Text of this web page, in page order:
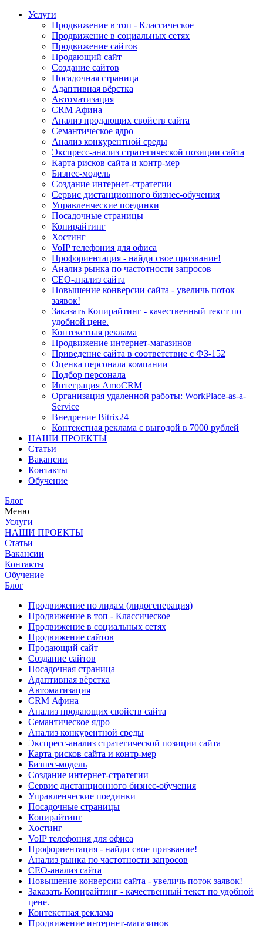
Услуги
Продвижение в топ - Классическое
Продвижение в социальных сетях
Продвижение сайтов
Продающий сайт
Создание сайтов
Посадочная страница
Адаптивная вёрстка
Автоматизация
CRM Афина
Анализ продающих свойств сайта
Семантическое ядро
Анализ конкурентной среды
Экспресс-анализ стратегической позиции сайта
Карта рисков сайта и контр-мер
Бизнес-модель
Создание интернет-стратегии
Сервис дистанционного бизнес-обучения
Управленческие поединки
Посадочные страницы
Копирайтинг
Хостинг
VoIP телефония для офиса
Профориентация - найди свое призвание!
Анализ рынка по частотности запросов
СЕО-анализ сайта
Повышение конверсии сайта - увеличь поток
заявок!
Заказать Копирайтинг - качественный текст по
удобной цене.
Контекстная реклама
Продвижение интернет-магазинов
Приведение сайта в соответствие с ФЗ-152
Оценка персонала компании
Подбор персонала
Интеграция AmoCRM
Организация удаленной работы: WorkPlace-as-a-
Service
Внедрение Bitrix24
Контекстная реклама с выгодой в 7000 рублей
НАШИ ПРОЕКТЫ
Статьи
Вакансии
Контакты
Обучение
Блог
Меню
Услуги
НАШИ ПРОЕКТЫ
Статьи
Вакансии
Контакты
Обучение
Блог
Продвижение по лидам (лидогенерация)
Продвижение в топ - Классическое
Продвижение в социальных сетях
Продвижение сайтов
Продающий сайт
Создание сайтов
Посадочная страница
Адаптивная вёрстка
Автоматизация
CRM Афина
Анализ продающих свойств сайта
Семантическое ядро
Анализ конкурентной среды
Экспресс-анализ стратегической позиции сайта
Карта рисков сайта и контр-мер
Бизнес-модель
Создание интернет-стратегии
Сервис дистанционного бизнес-обучения
Управленческие поединки
Посадочные страницы
Копирайтинг
Хостинг
VoIP телефония для офиса
Профориентация - найди свое призвание!
Анализ рынка по частотности запросов
СЕО-анализ сайта
Повышение конверсии сайта - увеличь поток заявок!
Заказать Копирайтинг - качественный текст по удобной
цене.
Контекстная реклама
Продвижение интернет-магазинов